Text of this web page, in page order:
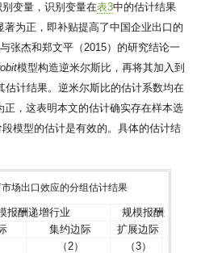
变量，识别变量在表3中的估计结果
著为正，即补贴提高了中国企业出口的
张杰和郑文平（2015）的研究结论一
模型构造逆米尔斯比，再将其加入到
估计结果。逆米尔斯比的估计系数均在
正，这表明本文的估计确实存在样本选
段模型的估计是有效的。具体的估计结
场出口效应的分组估计结果
报酬递增行业
规模报酬递减行业
集约边际 扩展边际
（2） （3）